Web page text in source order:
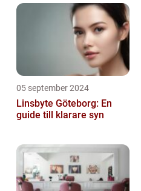
05 september 2024
Linsbyte Göteborg: En
guide till klarare syn